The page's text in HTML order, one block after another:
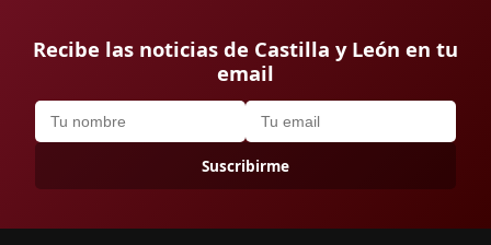
Recibe las noticias de Castilla y León en tu
email
Suscribirme